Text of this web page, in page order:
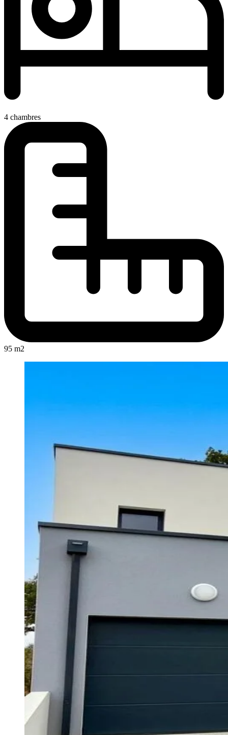
4 chambres
95 m2